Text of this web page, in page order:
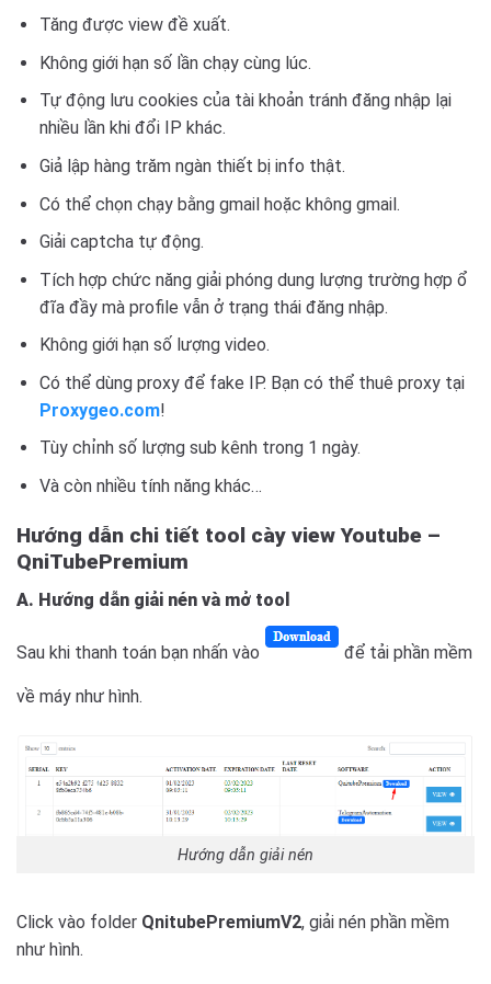
Tăng được view đề xuất.
Không giới hạn số lần chạy cùng lúc.
Tự động lưu cookies của tài khoản tránh đăng nhập lại
nhiều lần khi đổi IP khác.
Giả lập hàng trăm ngàn thiết bị info thật.
Có thể chọn chạy bằng gmail hoặc không gmail.
Giải captcha tự động.
Tích hợp chức năng giải phóng dung lượng trường hợp ổ
đĩa đầy mà profile vẫn ở trạng thái đăng nhập.
Không giới hạn số lượng video.
Có thể dùng proxy để fake IP. Bạn có thể thuê proxy tại
Proxygeo.com!
Tùy chỉnh số lượng sub kênh trong 1 ngày.
Và còn nhiều tính năng khác…
Hướng dẫn chi tiết tool cày view Youtube –
QniTubePremium
A. Hướng dẫn giải nén và mở tool
Sau khi thanh toán bạn nhấn vào để tải phần mềm
về máy như hình.
Hướng dẫn giải nén
Click vào folder QnitubePremiumV2, giải nén phần mềm
như hình.